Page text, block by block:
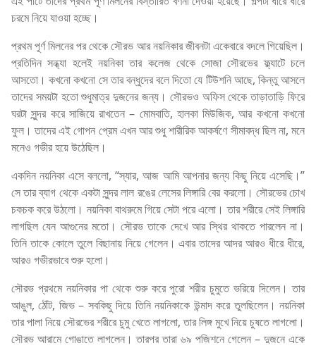
চরমে নিয়ে যাওয়া হচ্ছে।
প্রথম পূর্ণ মিলনের পর থেকে সৌরভ আর নয়নিকার জীবনটা একেবারে বদলে গিয়েছিল।
প্রতিদিন সন্ধ্যা হলেই নয়নিকা তার কলেজ থেকে সোজা সৌরভের ফ্ল্যাটে চলে
আসতো। কখনো কখনো সে তার বন্ধুদের বলে দিতো যে টিউশনি আছে, কিন্তু আসলে
তাদের সময়টা হতো শুধুমাত্র দুজনের জন্য। সৌরভও অফিস থেকে তাড়াতাড়ি ফিরে
ঘরটা সুন্দর করে সাজিয়ে রাখতেন – মোমবাতি, হালকা মিউজিক, আর কখনো কখনো
ফুল। তাদের এই গোপন প্রেম এখন আর শুধু শারীরিক আকর্ষণে সীমাবদ্ধ ছিল না, মনে
মনেও গভীর হয়ে উঠেছিল।
একদিন নয়নিকা এসে বললো, “স্যার, আজ আমি আপনার জন্য কিছু নিয়ে এসেছি।”
সে তার ব্যাগ থেকে একটা সুন্দর লাল রঙের লেসের লিঙ্গারি বের করলো। সৌরভের চোখ
চকচক করে উঠলো। নয়নিকা বাথরুমে গিয়ে সেটা পরে এলো। তার শরীরে সেই লিঙ্গারি
লাগছিল যেন আগুনের মতো। সৌরভ তাকে দেখে আর স্থির থাকতে পারলেন না।
তিনি তাকে কোলে তুলে বিছানায় নিয়ে গেলেন। এবার তাদের আদর আরও ধীরে ধীরে,
আরও গভীরভাবে শুরু হলো।
সৌরভ প্রথমে নয়নিকার পা থেকে শুরু করে পুরো শরীর চুমুতে ভরিয়ে দিলেন। তার
আঙুল, ঠোঁট, জিভ – সবকিছু দিয়ে তিনি নয়নিকাকে উন্মাদ করে তুলছিলেন। নয়নিকা
তার পালা নিয়ে সৌরভের শরীরে চুমু খেতে লাগলো, তার লিঙ্গ মুখে নিয়ে চুষতে লাগলো।
সৌরভ আরামে গোঙাতে লাগলেন। তারপর তারা ৬৯ পজিশনে গেলেন – দুজনে একে